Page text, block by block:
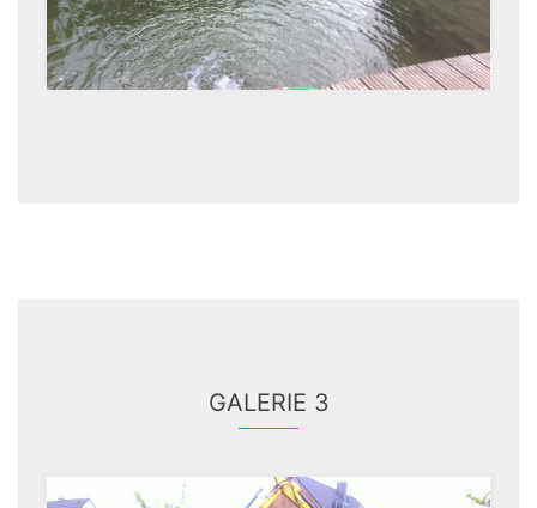
GALERIE 3